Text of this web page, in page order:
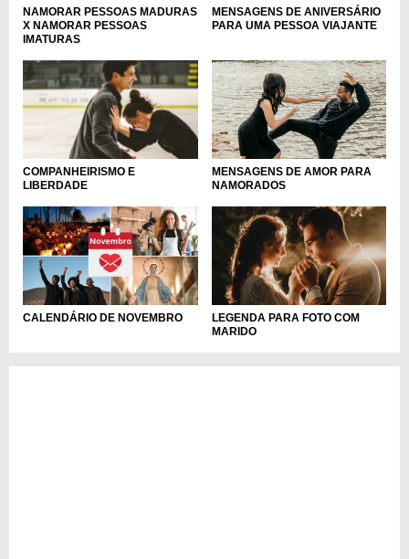
NAMORAR PESSOAS MADURAS
X NAMORAR PESSOAS
IMATURAS
MENSAGENS DE ANIVERSÁRIO
PARA UMA PESSOA VIAJANTE
COMPANHEIRISMO E
LIBERDADE
MENSAGENS DE AMOR PARA
NAMORADOS
CALENDÁRIO DE NOVEMBRO
LEGENDA PARA FOTO COM
MARIDO